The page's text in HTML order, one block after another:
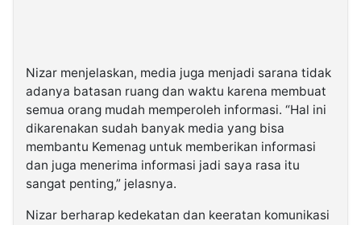
Nizar menjelaskan, media juga menjadi sarana tidak
adanya batasan ruang dan waktu karena membuat
semua orang mudah memperoleh informasi. “Hal ini
dikarenakan sudah banyak media yang bisa
membantu Kemenag untuk memberikan informasi
dan juga menerima informasi jadi saya rasa itu
sangat penting,” jelasnya.
Nizar berharap kedekatan dan keeratan komunikasi